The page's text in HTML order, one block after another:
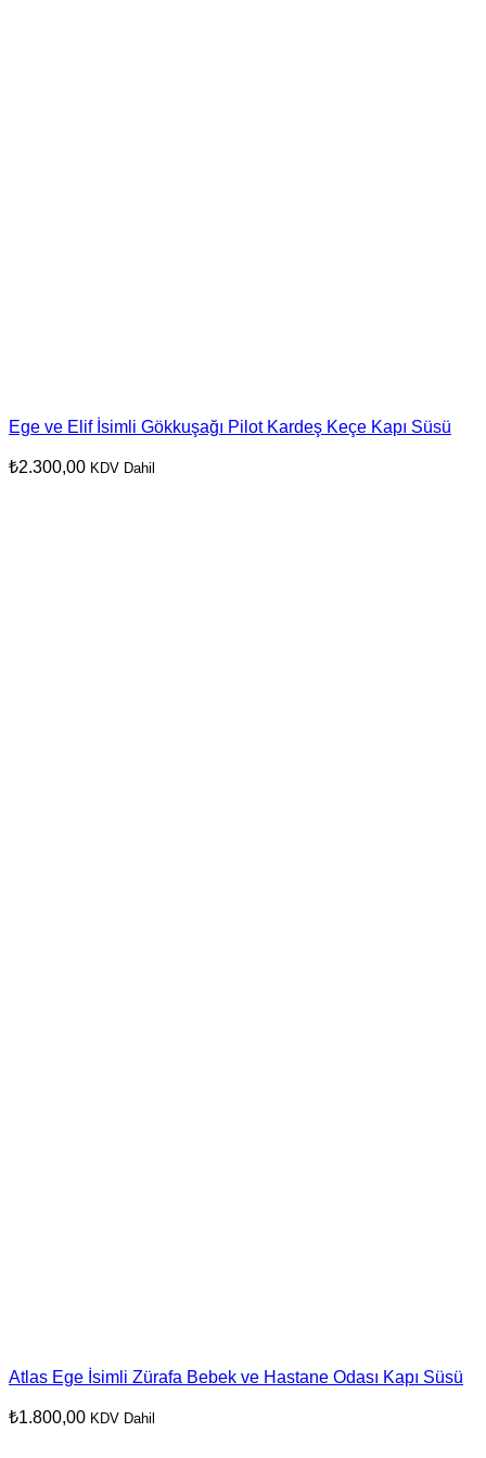
Ege ve Elif İsimli Gökkuşağı Pilot Kardeş Keçe Kapı Süsü
₺2.300,00 KDV Dahil
Atlas Ege İsimli Zürafa Bebek ve Hastane Odası Kapı Süsü
₺1.800,00 KDV Dahil